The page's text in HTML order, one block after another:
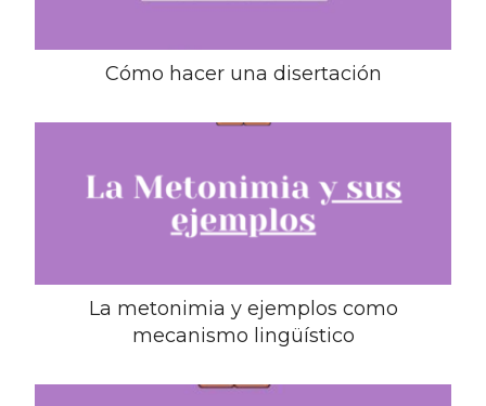
Cómo hacer una disertación
La metonimia y ejemplos como
mecanismo lingüístico